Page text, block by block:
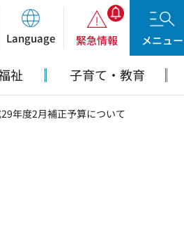
Language 緊急情報 メニュー
祉 子育て・教育
年度2月補正予算について